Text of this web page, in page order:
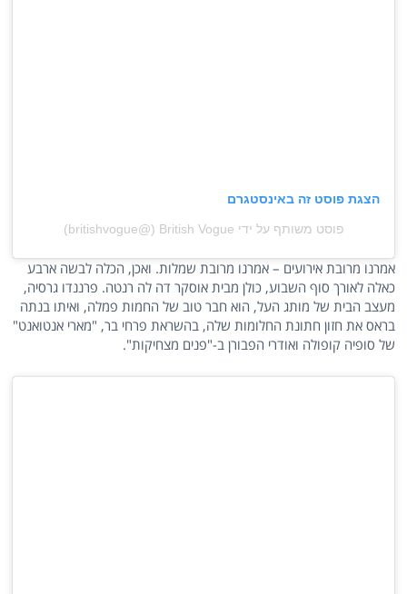
הצגת פוסט זה באינסטגרם
פוסט משותף על ידי ‏‎British Vogue‎‏ (@‏‎britishvogue‎‏)
אמרנו מרובת אירועים – אמרנו מרובת שמלות. ואכן, הכלה לבשה ארבע
כאלה לאורך סוף השבוע, כולן מבית אוסקר דה לה רנטה. פרננדו גרסיה,
מעצב הבית של מותג העל, הוא חבר טוב של החמות פמלה, ואיתו בנתה
בראס את חזון חתונת החלומות שלה, בהשראת פרחי בר, "מארי אנטואנט"
של סופיה קופולה ואודרי הפבורן ב-"פנים מצחיקות".